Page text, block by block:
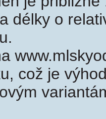
délky o
což je